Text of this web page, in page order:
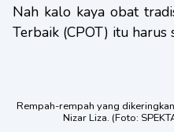
Nah kalo kaya obat
Terbaik (CPOT) itu harus
Rempah-rempah yang
Nizar Liza. (Foto: